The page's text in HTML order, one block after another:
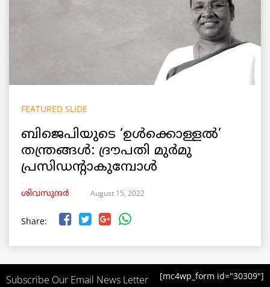
FEATURED SLIDE
ബിജെപിയുടെ ‘ഉൾക്കൊള്ളൽ’
തന്ത്രങ്ങൾ: ദ്രൗപതി മുർമു
പ്രസിഡന്റാകുമ്പോൾ
ശിവസുന്ദർ August 15, 2022
Share:
Subscribe Our Email News Letter [mc4wp_form id="30309"]